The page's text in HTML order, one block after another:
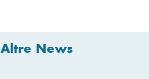
Altre News